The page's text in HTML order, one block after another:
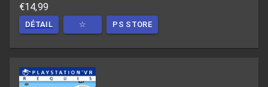
€14,99
DÉTAIL ☆ PS STORE